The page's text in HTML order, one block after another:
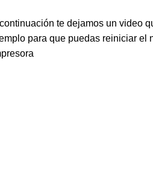
te dejamos un video
para que puedas reiniciar el